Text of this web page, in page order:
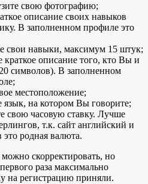
свою фотографию;
описание своих навыков
В заполненном профиле это
свои навыки, максимум 15 штук;
краткое описание того, кто Вы и
символов). В заполненном
местоположение;
язык, на котором Вы говорите;
свою часовую ставку. Лучше
т.к. сайт английский и
это родная валюта.
скорректировать, но
раза максимально
на регистрацию приняли.